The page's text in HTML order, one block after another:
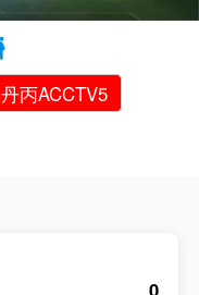
丹丙ACCTV5
0